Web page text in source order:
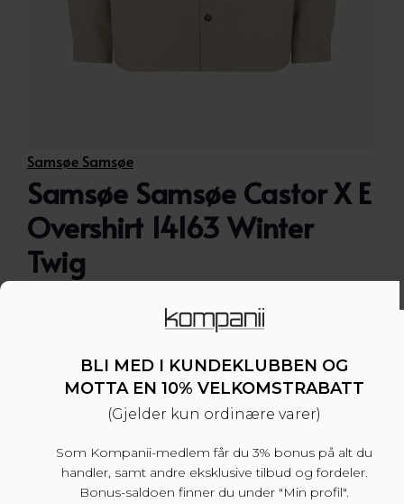
Samsøe Samsøe
Samsøe Samsøe Castor X E
Overshirt 14163 Winter
Twig
Overshirt i ullblanding fra Samsøe Samsøe.
– Avslappet passform
– Store i størrelsen. Vi anbefaler å gå ned en
størrelse for en mer normal passform.
– Produsert i Kina
Dette produktet er for tiden utsolgt og
BLI MED I KUNDEKLUBBEN OG
MOTTA EN 10% VELKOMSTRABATT
(Gjelder kun ordinære varer)
Som Kompanii-medlem får du 3% bonus på alt du
handler, samt andre eksklusive tilbud og fordeler.
Bonus-saldoen finner du under "Min profil".